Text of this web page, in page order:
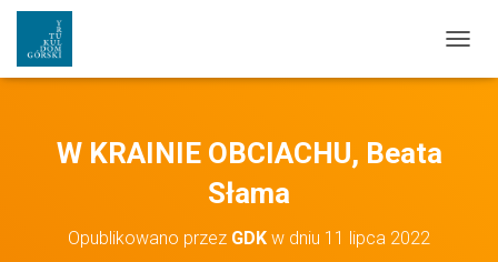
W KRAINIE OBCIACHU, Beata
Słama
Opublikowano przez GDK w dniu 11 lipca 2022